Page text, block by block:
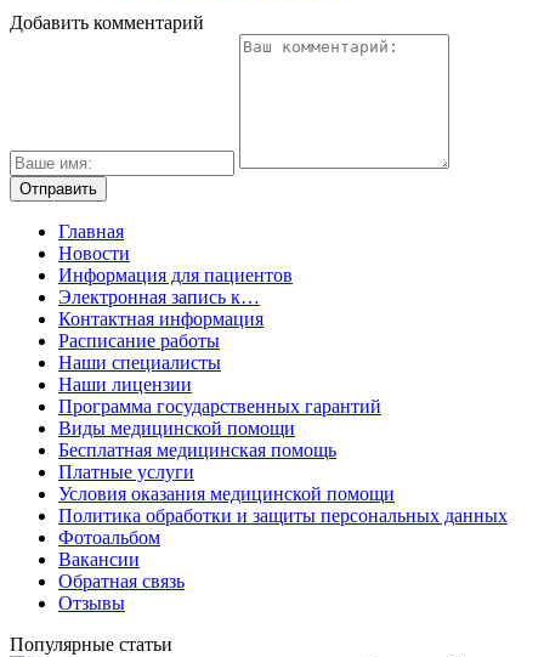
Добавить комментарий
Главная
Новости
Информация для пациентов
Электронная запись к…
Контактная информация
Расписание работы
Наши специалисты
Наши лицензии
Программа государственных гарантий
Виды медицинской помощи
Бесплатная медицинская помощь
Платные услуги
Условия оказания медицинской помощи
Политика обработки и защиты персональных данных
Фотоальбом
Вакансии
Обратная связь
Отзывы
Популярные статьи